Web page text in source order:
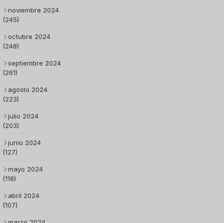
noviembre 2024
(245)
octubre 2024
(248)
septiembre 2024
(261)
agosto 2024
(223)
julio 2024
(203)
junio 2024
(127)
mayo 2024
(118)
abril 2024
(107)